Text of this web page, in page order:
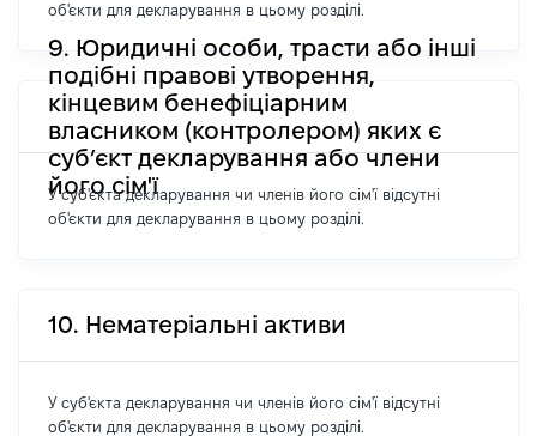
об'єкти для декларування в цьому розділі.
9. Юридичні особи, трасти або інші
подібні правові утворення,
кінцевим бенефіціарним
власником (контролером) яких є
суб’єкт декларування або члени
його сім'ї
У суб'єкта декларування чи членів його сім'ї відсутні
об'єкти для декларування в цьому розділі.
10. Нематеріальні активи
У суб'єкта декларування чи членів його сім'ї відсутні
об'єкти для декларування в цьому розділі.